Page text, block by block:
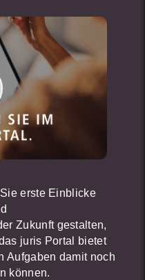
erste Einblicke
Zukunft gestalten,
juris Portal bietet
Aufgaben damit noch
können.